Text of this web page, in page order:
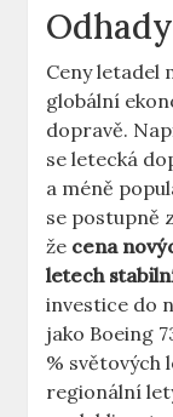
Ceny letadel
globální
⁢dopravě.‌
se letecká
a méně
se​ postupně
že cena
letech
investice do
jako Boeing
% světových
regionální